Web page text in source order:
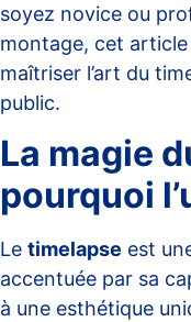
soyez novice ou
montage, cet
maîtriser l’art du
public.
La magie
pourquoi
Le timelapse est
accentuée par sa
à une esthétique